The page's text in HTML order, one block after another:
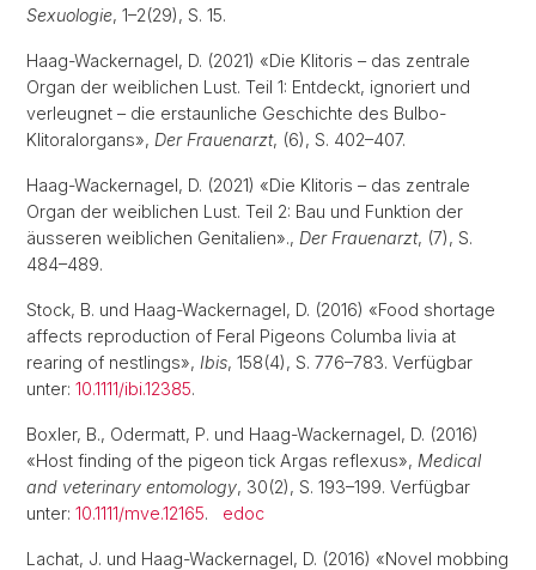
Sexuologie, 1–2(29), S. 15.
Haag-Wackernagel, D. (2021) «Die Klitoris – das zentrale
Organ der weiblichen Lust. Teil 1: Entdeckt, ignoriert und
verleugnet – die erstaunliche Geschichte des Bulbo-
Klitoralorgans», Der Frauenarzt, (6), S. 402–407.
Haag-Wackernagel, D. (2021) «Die Klitoris – das zentrale
Organ der weiblichen Lust. Teil 2: Bau und Funktion der
äusseren weiblichen Genitalien»., Der Frauenarzt, (7), S.
484–489.
Stock, B. und Haag-Wackernagel, D. (2016) «Food shortage
affects reproduction of Feral Pigeons Columba livia at
rearing of nestlings», Ibis, 158(4), S. 776–783. Verfügbar
unter: 10.1111/ibi.12385.
Boxler, B., Odermatt, P. und Haag-Wackernagel, D. (2016)
«Host finding of the pigeon tick Argas reflexus», Medical
and veterinary entomology, 30(2), S. 193–199. Verfügbar
unter: 10.1111/mve.12165. edoc
Lachat, J. und Haag-Wackernagel, D. (2016) «Novel mobbing